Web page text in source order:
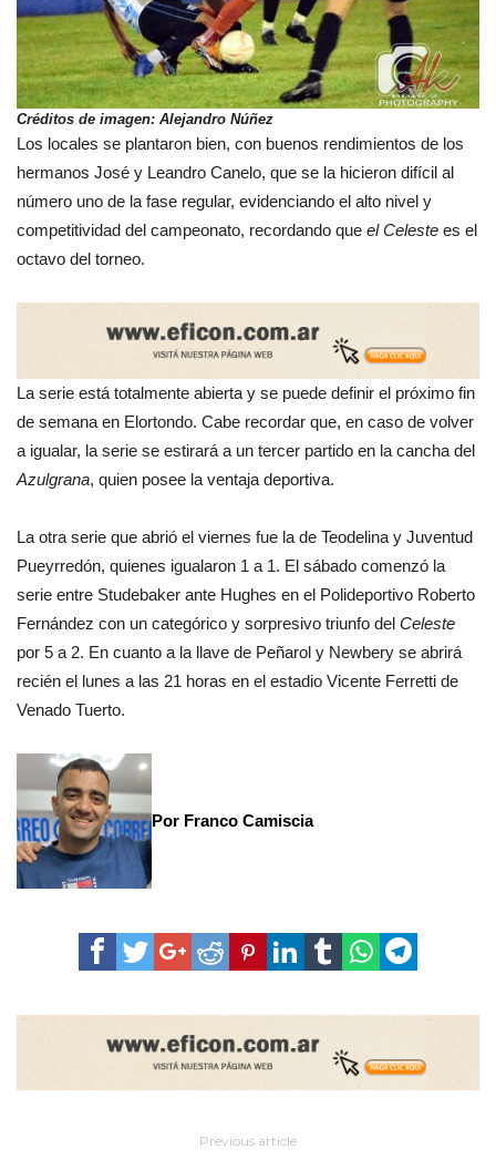
Créditos de imagen: Alejandro Núñez
Los locales se plantaron bien, con buenos rendimientos de los
hermanos José y Leandro Canelo, que se la hicieron difícil al
número uno de la fase regular, evidenciando el alto nivel y
competitividad del campeonato, recordando que el Celeste es el
octavo del torneo.
La serie está totalmente abierta y se puede definir el próximo fin
de semana en Elortondo. Cabe recordar que, en caso de volver
a igualar, la serie se estirará a un tercer partido en la cancha del
Azulgrana, quien posee la ventaja deportiva.
La otra serie que abrió el viernes fue la de Teodelina y Juventud
Pueyrredón, quienes igualaron 1 a 1. El sábado comenzó la
serie entre Studebaker ante Hughes en el Polideportivo Roberto
Fernández con un categórico y sorpresivo triunfo del Celeste
por 5 a 2. En cuanto a la llave de Peñarol y Newbery se abrirá
recién el lunes a las 21 horas en el estadio Vicente Ferretti de
Venado Tuerto.
Por Franco Camiscia
Previous article